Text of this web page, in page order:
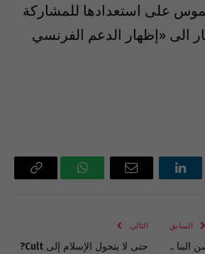
على استعدادها للمشاركة
الى «إظهار الدعم الفرنسي
لينكدإن
البريد
واتساب Copy
السابق
البنا ..
التالي
حتى لا يتحول الإسلام إلى Cult?